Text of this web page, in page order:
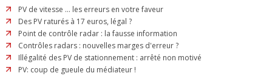
PV de vitesse ... les erreurs en votre faveur
Des PV raturés à 17 euros, légal ?
Point de contrôle radar : la fausse information
Contrôles radars : nouvelles marges d'erreur ?
Illégalité des PV de stationnement : arrêté non motivé
PV: coup de gueule du médiateur !